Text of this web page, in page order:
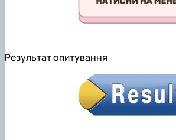
Результат опитування